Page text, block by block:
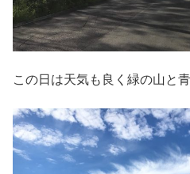
この日は天気も良く緑の山と